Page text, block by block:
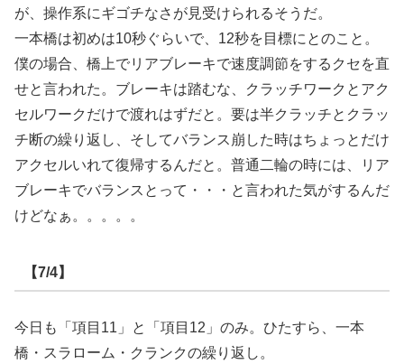
が、操作系にギゴチなさが見受けられるそうだ。
一本橋は初めは10秒ぐらいで、12秒を目標にとのこと。
僕の場合、橋上でリアブレーキで速度調節をするクセを直
せと言われた。ブレーキは踏むな、クラッチワークとアク
セルワークだけで渡れはずだと。要は半クラッチとクラッ
チ断の繰り返し、そしてバランス崩した時はちょっとだけ
アクセルいれて復帰するんだと。普通二輪の時には、リア
ブレーキでバランスとって・・・と言われた気がするんだ
けどなぁ。。。。。
【7/4】
今日も「項目11」と「項目12」のみ。ひたすら、一本
橋・スラローム・クランクの繰り返し。